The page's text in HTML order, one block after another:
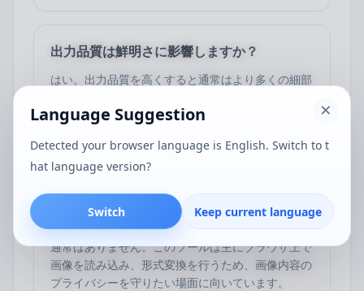
出力品質は鮮明さに影響しますか？
はい。出力品質を高くすると通常はより多くの細部
ります。容量の管理を優先したい場合は、より軽量
WebP を JPG に変換する際にサーバーへアッ
プロードされますか？
通常はありません。このツールは主にブラウザ上で
画像を読み込み、形式変換を行うため、画像内容の
プライバシーを守りたい場面に向いています。
Language Suggestion
Detected your browser language is English. Switch to t
hat language version?
Switch Keep current language